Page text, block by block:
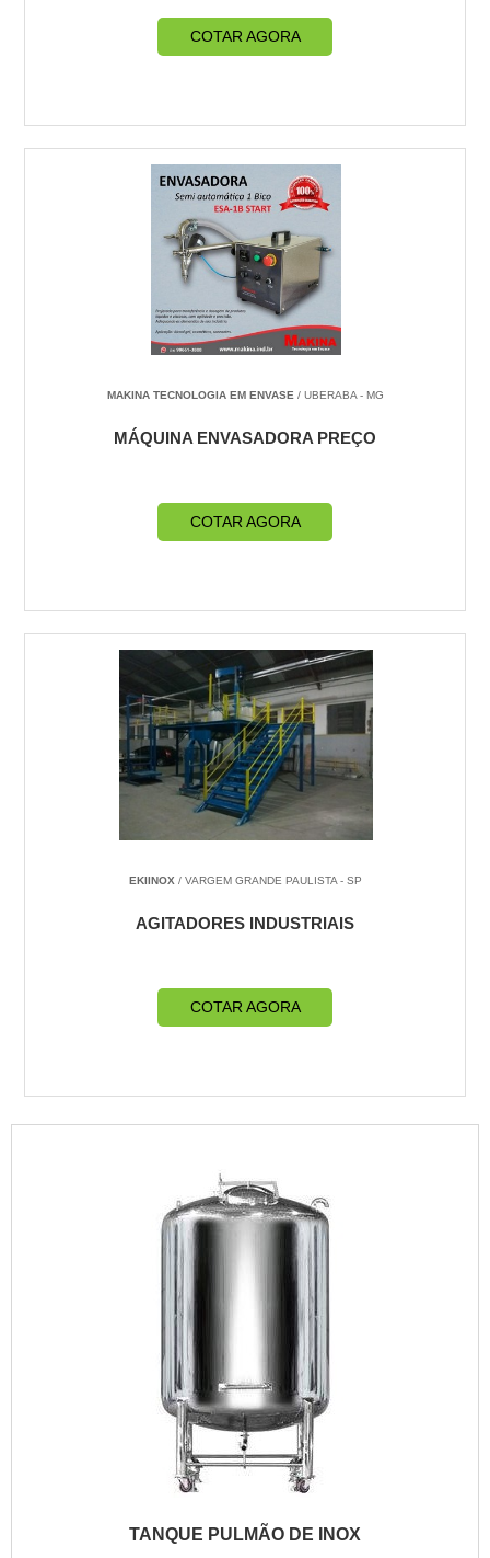
COTAR AGORA
MAKINA TECNOLOGIA EM ENVASE/ UBERABA - MG
MÁQUINA ENVASADORA PREÇO
COTAR AGORA
EKIINOX/ VARGEM GRANDE PAULISTA - SP
AGITADORES INDUSTRIAIS
COTAR AGORA
TANQUE PULMÃO DE INOX